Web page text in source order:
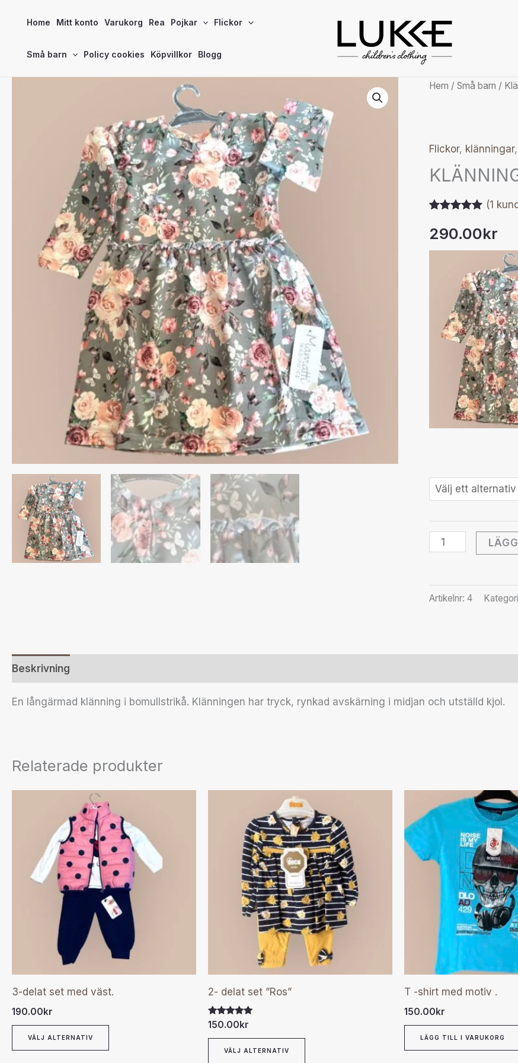
Home Mitt konto Varukorg Rea Pojkar Flickor
Små barn Policy cookies Köpvillkor Blogg
Hem /Små barn /
Flickor, klänningar,
5.00av 5
baserat på
kundrecension
(1
290.00kr
KLÄNNING
Artikelnr:4
Beskrivning
En långärmad klänning i bomullstrikå. Klänningen har tryck, rynkad avskärning i midjan och utställd kjol.
Relaterade produkter
3-delat set med väst.
190.00kr
VÄLJ ALTERNATIV
här
produkten
har
flera
varianter.
De
alternativen
kan
2- delat set ”Ros”
Betygsatt
av 5
150.00kr
VÄLJ ALTERNATIV
Den
här
produkten
har
flera
varianter.
De
olika
alternativen
kan
T -shirt med motiv .
150.00kr
LÄGG TILL I VARUKORG